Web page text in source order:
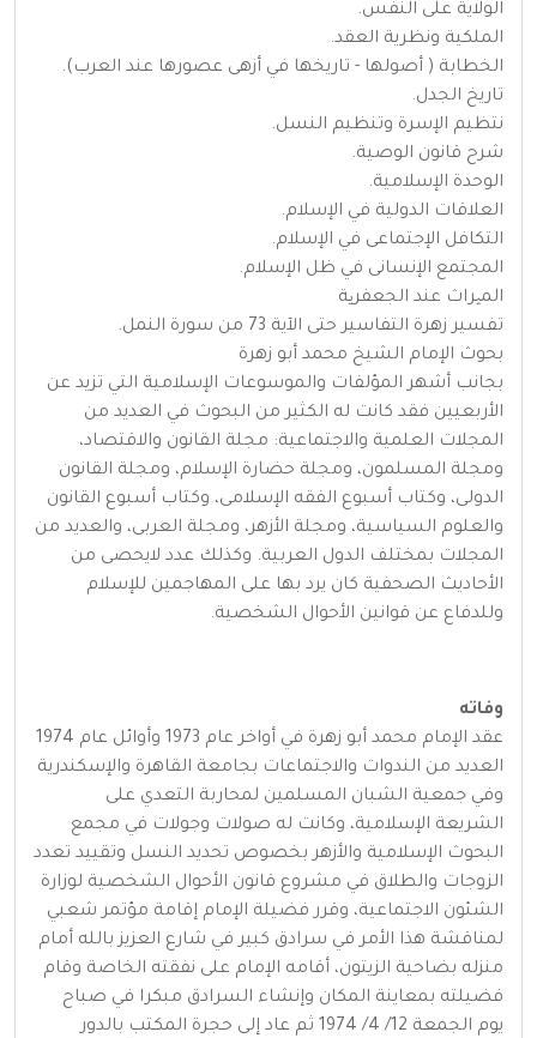
الولاية على النفس.
الملكية ونظرية العقد.
الخطابة ( أصولها - تاريخها في أزهى عصورها عند العرب).
تاريخ الجدل.
نتظيم الإسرة وتنظيم النسل.
شرح قانون الوصية.
الوحدة الإسلامية.
العلاقات الدولية في الإسلام.
التكافل الإجتماعى في الإسلام.
المجتمع الإنسانى في ظل الإسلام.
المیراث عند الجعفریة
تفسير زهرة التفاسير حتى الآية 73 من سورة النمل.
بحوث الإمام الشيخ محمد أبو زهرة
بجانب أشهر المؤلفات والموسوعات الإسلامية التي تزيد عن
الأربعيين فقد كانت له الكثير من البحوث في العديد من
المجلات العلمية والاجتماعية: مجلة القانون والاقتصاد،
ومجلة المسلمون، ومجلة حضارة الإسلام، ومجلة القانون
الدولى، وكتاب أسبوع الفقه الإسلامى، وكتاب أسبوع القانون
والعلوم السياسية، ومجلة الأزهر، ومجلة العربى، والعديد من
المجلات بمختلف الدول العربية. وكذلك عدد لايحصى من
الأحاديث الصحفية كان يرد بها على المهاجمين للإسلام
وللدفاع عن قوانين الأحوال الشخصية.
وفاته
عقد الإمام محمد أبو زهرة في أواخر عام 1973 وأوائل عام 1974
العديد من الندوات والاجتماعات بجامعة القاهرة والإسكندرية
وفي جمعية الشبان المسلمين لمحاربة التعدي على
الشريعة الإسلامية، وكانت له صولات وجولات في مجمع
البحوث الإسلامية والأزهر بخصوص تحديد النسل وتقييد تعدد
الزوجات والطلاق في مشروع قانون الأحوال الشخصية لوزارة
الشئون الاجتماعية، وقرر فضيلة الإمام إقامة مؤتمر شعبي
لمناقشة هذا الأمر في سرادق كبير في شارع العزيز بالله أمام
منزله بضاحية الزيتون، أقامه الإمام على نفقته الخاصة وقام
فضيلته بمعاينة المكان وإنشاء السرادق مبكرا في صباح
يوم الجمعة 12/ 4/ 1974 ثم عاد إلى حجرة المكتب بالدور